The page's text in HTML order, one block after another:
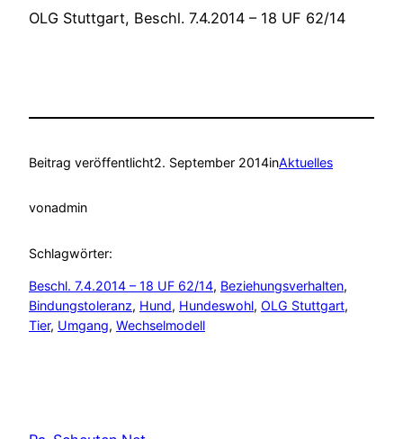
OLG Stuttgart, Beschl. 7.4.2014 – 18 UF 62/14
Beitrag veröffentlicht2. September 2014inAktuelles
vonadmin
Schlagwörter:
Beschl. 7.4.2014 – 18 UF 62/14, Beziehungsverhalten
Bindungstoleranz, Hund, Hundeswohl, OLG Stuttgart
Tier, Umgang, Wechselmodell